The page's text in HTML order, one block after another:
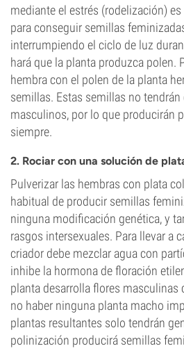
mediante el estrés (rodelización)
para conseguir semillas
interrumpiendo el ciclo de luz
hará que la planta produzca polen.
hembra con el polen de la planta
semillas. Estas semillas no
masculinos, por lo que producirán
siempre.
2. Rociar con una solución de
Pulverizar las hembras con plata
habitual de producir semillas
ninguna modificación genética, y
rasgos intersexuales. Para llevar a
criador debe mezclar agua con
inhibe la hormona de floración
planta desarrolla flores masculinas
no haber ninguna planta macho
plantas resultantes solo tendrán
polinización producirá semillas